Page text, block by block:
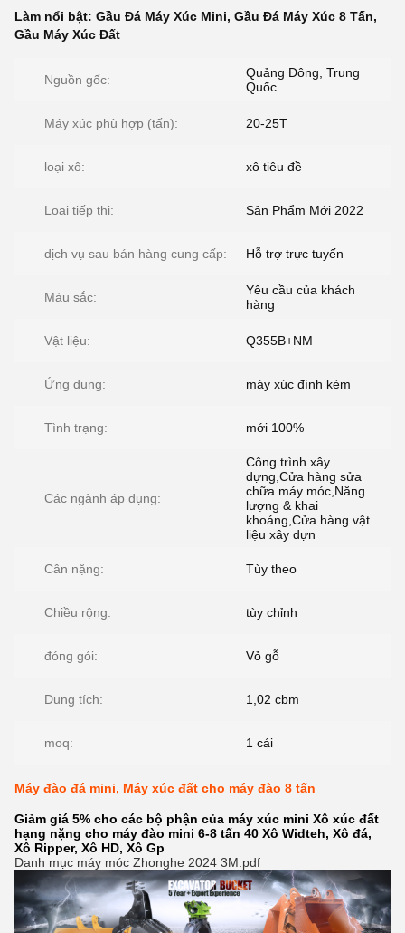
Làm nổi bật: Gầu Đá Máy Xúc Mini, Gầu Đá Máy Xúc 8 Tấn,
Gầu Máy Xúc Đất
Nguồn gốc:
Quảng Đông, Trung
Quốc
Máy xúc phù hợp (tấn): 20-25T
loại xô: xô tiêu đề
Loại tiếp thị: Sản Phẩm Mới 2022
dịch vụ sau bán hàng cung cấp: Hỗ trợ trực tuyến
Màu sắc:
Yêu cầu của khách
hàng
Vật liệu: Q355B+NM
Ứng dụng: máy xúc đính kèm
Tình trạng: mới 100%
Các ngành áp dụng:
Công trình xây
dựng,Cửa hàng sửa
chữa máy móc,Năng
lượng & khai
khoáng,Cửa hàng vật
liệu xây dựn
Cân nặng: Tùy theo
Chiều rộng: tùy chỉnh
đóng gói: Vỏ gỗ
Dung tích: 1,02 cbm
moq: 1 cái
Máy đào đá mini, Máy xúc đất cho máy đào 8 tấn
Giảm giá 5% cho các bộ phận của máy xúc mini Xô xúc đất
hạng nặng cho máy đào mini 6-8 tấn 40 Xô Widteh, Xô đá,
Xô Ripper, Xô HD, Xô Gp
Danh mục máy móc Zhonghe 2024 3M.pdf